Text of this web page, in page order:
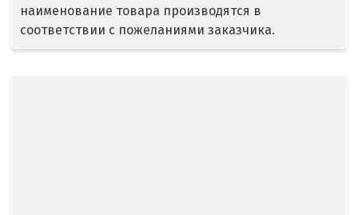
Верхняя Пышма
Верхняя Салда
наименование товара производятся в
соответствии с пожеланиями заказчика.